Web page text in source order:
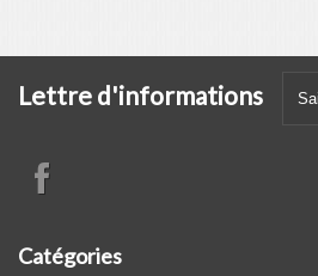
Lettre d'informations
Catégories